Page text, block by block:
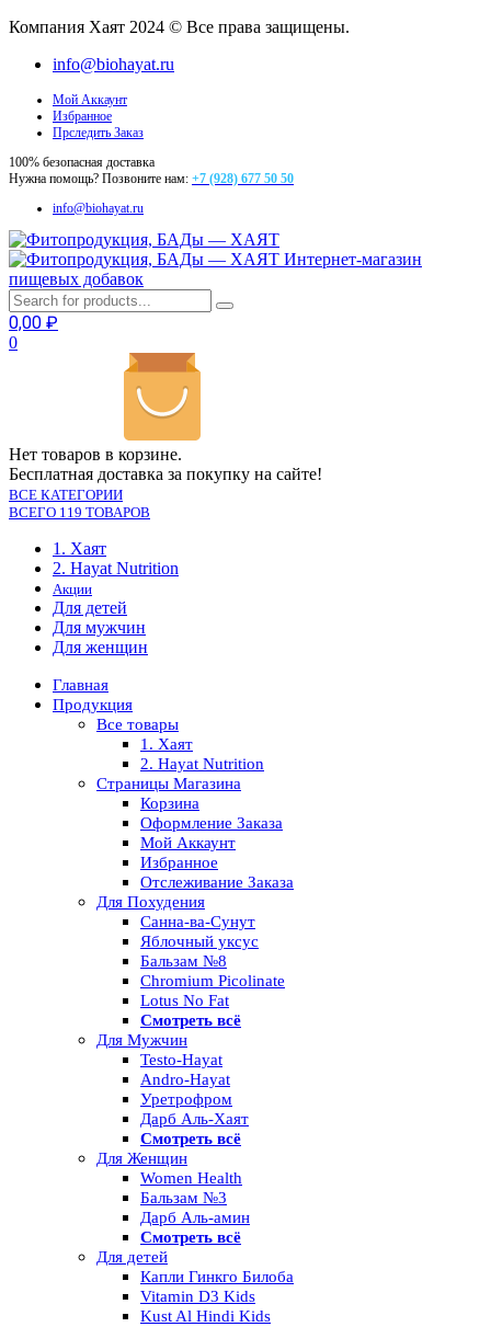
Компания Хаят 2024 © Все права защищены.
info@biohayat.ru
Мой Аккаунт
Избранное
Прследить Заказ
100% безопасная доставка
Нужна помощь? Позвоните нам: +7 (928) 677 50 50
info@biohayat.ru
Интернет-магазин
пищевых добавок
0,00 ₽
0
Нет товаров в корзине.
Бесплатная доставка за покупку на сайте!
ВСЕ КАТЕГОРИИ
ВСЕГО 119 ТОВАРОВ
1. Хаят
2. Hayat Nutrition
Акции
Для детей
Для мужчин
Для женщин
Главная
Продукция
Все товары
1. Хаят
2. Hayat Nutrition
Страницы Магазина
Корзина
Оформление Заказа
Мой Аккаунт
Избранное
Отслеживание Заказа
Для Похудения
Санна-ва-Сунут
Яблочный уксус
Бальзам №8
Chromium Picolinate
Lotus No Fat
Смотреть всё
Для Мужчин
Testo-Hayat
Andro-Hayat
Уретрофром
Дарб Аль-Хаят
Смотреть всё
Для Женщин
Women Health
Бальзам №3
Дарб Аль-амин
Смотреть всё
Для детей
Капли Гинкго Билоба
Vitamin D3 Kids
Kust Al Hindi Kids